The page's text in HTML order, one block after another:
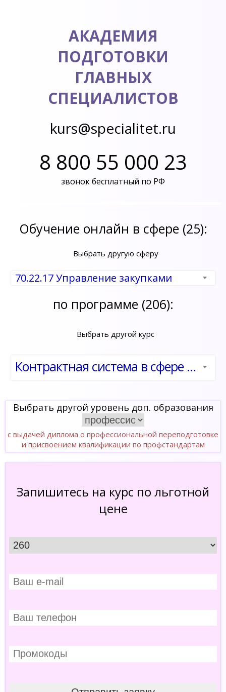
АКАДЕМИЯ
ПОДГОТОВКИ
ГЛАВНЫХ
СПЕЦИАЛИСТОВ
kurs@specialitet.ru
8 800 55 000 23
звонок бесплатный по РФ
Обучение онлайн в сфере (25):
Выбрать другую сферу
70.22.17 Управление закупками
по программе (206):
Выбрать другой курс
Контрактная система в сфере закупок товаров, работ, услуг для обеспечения государственных и муниципальных нужд
Выбрать другой уровень доп. образования
с выдачей диплома о профессиональной переподготовке
и присвоением квалификации по профстандартам
Запишитесь на курс по льготной
цене